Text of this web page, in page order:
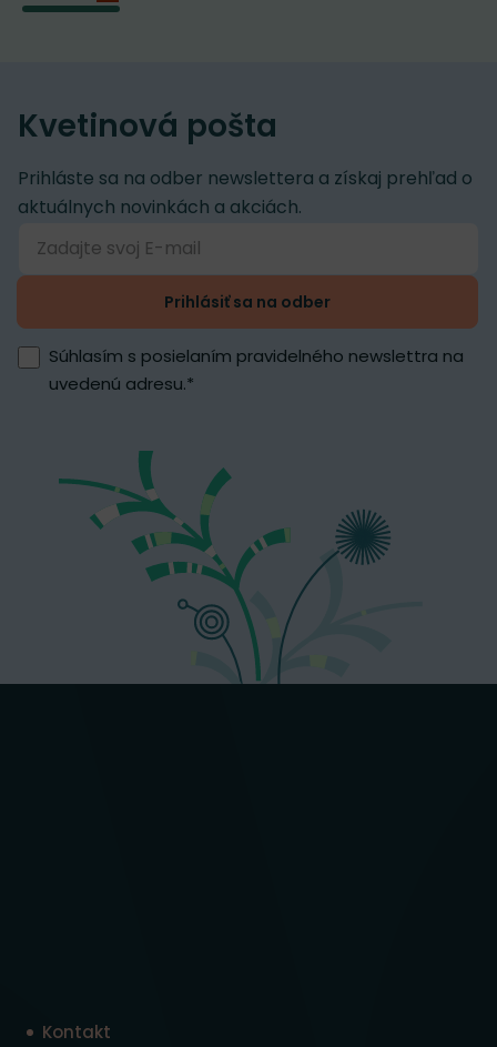
Kvetinová pošta
Prihláste sa na odber newslettera a získaj prehľad o
aktuálnych novinkách a akciách.
Prihlásiť sa na odber
Súhlasím s posielaním pravidelného newslettra na
uvedenú adresu.*
Kontakt